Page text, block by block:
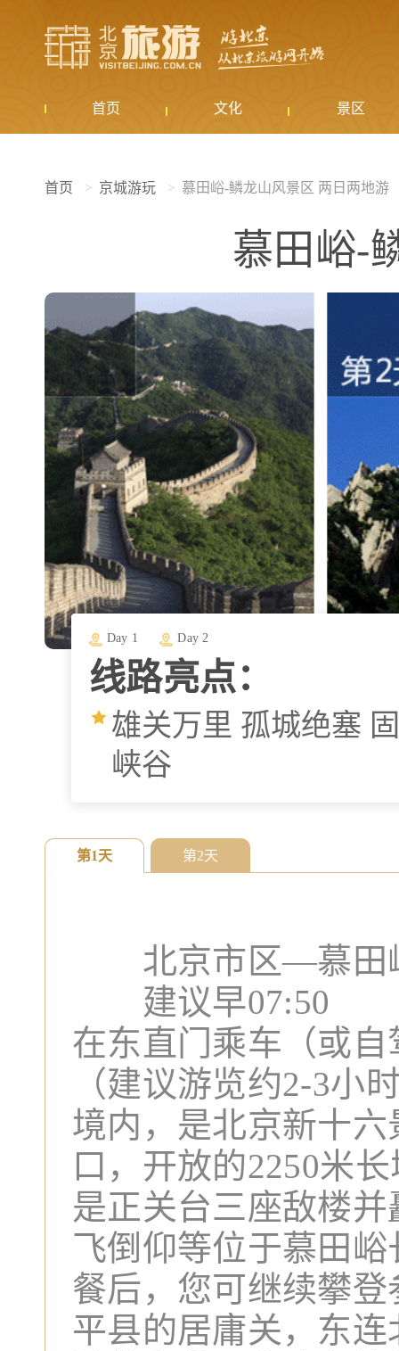
首页 文化 景区
首页 京城游玩 慕田峪-鳞龙山风景区 两日两地游
慕田峪-
Day 1 Day 2
线路亮点：
雄关万里 孤城绝塞
峡谷
第1天 第2天
北京市区—慕田峪
建议早07:50
在东直门乘车（或
（建议游览约2-3小
境内，是北京新十
口，开放的2250米
是正关台三座敌楼
飞倒仰等位于慕田
餐后，您可继续攀
平县的居庸关，东